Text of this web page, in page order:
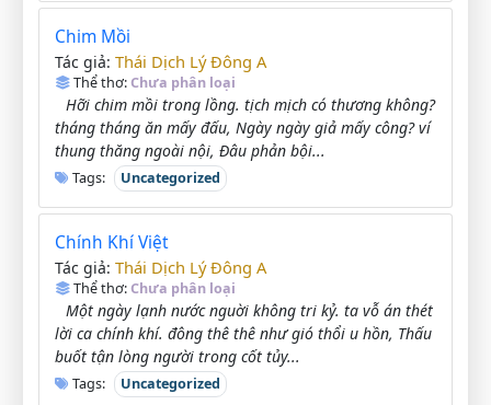
Chim Mồi
Tác giả: Thái Dịch Lý Đông A
Thể thơ:Chưa phân loại
Hỡi chim mồi trong lồng. tịch mịch có thương không?
tháng tháng ăn mấy đấu, Ngày ngày giả mấy công? ví
thung thăng ngoài nội, Đâu phản bội...
Tags: Uncategorized
Chính Khí Việt
Tác giả: Thái Dịch Lý Đông A
Thể thơ:Chưa phân loại
Một ngày lạnh nước nguời không tri kỷ. ta vỗ án thét
lời ca chính khí. đông thê thê như gió thổi u hồn, Thấu
buốt tận lòng người trong cốt tủy...
Tags: Uncategorized